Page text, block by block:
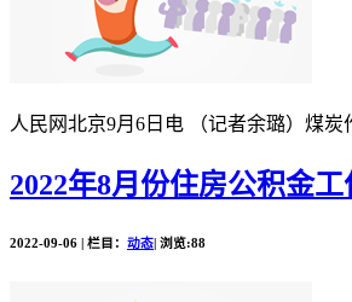
人民网北京9月6日电 （记者余璐）煤
2022年8月份住房公积金
2022-09-06 | 栏目： 动态 | 浏览:88